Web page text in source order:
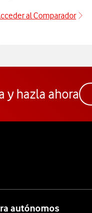
al Comparador
y hazla ahora
autónomos